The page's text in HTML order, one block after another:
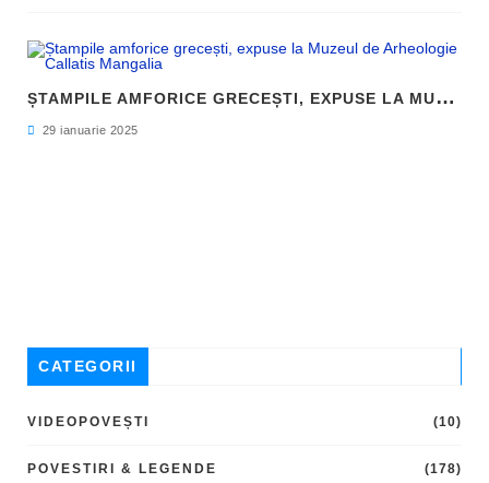
Ș
TAMPILE AMFORICE GRECEȘTI, EXPUSE LA MUZEUL DE ARHEOLOGIE CALLATIS MANGALIA
29 ianuarie 2025
CATEGORII
VIDEOPOVEȘTI (10)
POVESTIRI & LEGENDE (178)